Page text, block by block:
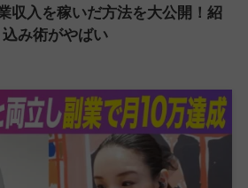
収入を稼いだ方法を大公開！紹
み術がやばい